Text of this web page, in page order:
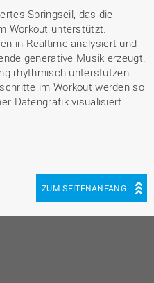
Springseil, das die
Workout unterstützt.
in Realtime analysiert und
generative Musik erzeugt.
rhythmisch unterstützen
im Workout werden so
Datengrafik visualisiert.
ZUM SEITENANFANG